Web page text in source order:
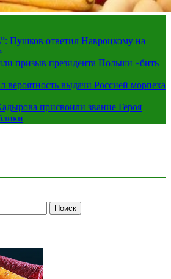
Пушков ответил Навроцкому на
призыв президента Польши «бить
вероятность выдачи Россией морпеха
присвоили звание Героя